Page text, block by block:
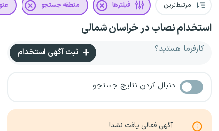
مرتبط‌ترین فیلترها منطقه جستجو
استخدام نصاب در خراسان شمالی
کارفرما هستید؟ ثبت آگهی استخدام
دنبال کردن نتایج جستجو
آگهی فعالی یافت نشد!